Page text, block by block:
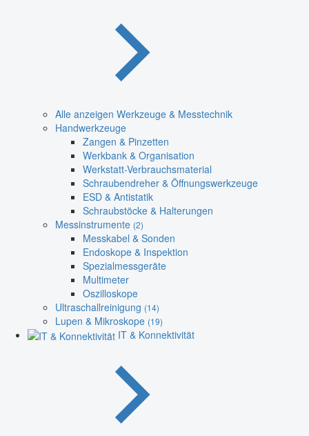
Alle anzeigen Werkzeuge & Messtechnik
Handwerkzeuge
Zangen & Pinzetten
Werkbank & Organisation
Werkstatt-Verbrauchsmaterial
Schraubendreher & Öffnungswerkzeuge
ESD & Antistatik
Schraubstöcke & Halterungen
Messinstrumente (2)
Messkabel & Sonden
Endoskope & Inspektion
Spezialmessgeräte
Multimeter
Oszilloskope
Ultraschallreinigung (14)
Lupen & Mikroskope (19)
IT & Konnektivität